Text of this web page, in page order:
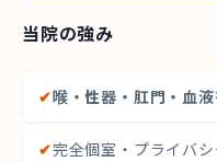
当院の強み
✔喉・性器・肛門・血
✔完全個室・プライバ